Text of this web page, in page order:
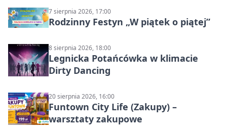
7 sierpnia 2026, 17:00
Rodzinny Festyn „W piątek o piątej”
8 sierpnia 2026, 18:00
Legnicka Potańcówka w klimacie
Dirty Dancing
20 sierpnia 2026, 16:00
Funtown City Life (Zakupy) –
warsztaty zakupowe